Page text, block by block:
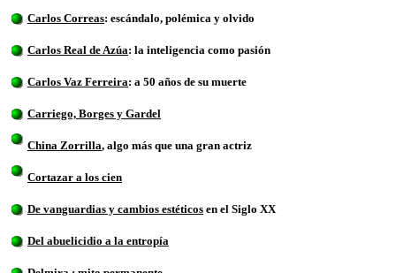
Carlos Correas: escándalo, polémica y olvido
Carlos Real de Azúa: la inteligencia como pasión
Carlos Vaz Ferreira: a 50 años de su muerte
Carriego, Borges y Gardel
China Zorrilla, algo más que una gran actriz
Cortazar a los cien
De vanguardias y cambios estéticos en el Siglo XX
Del abuelicidio a la entropía